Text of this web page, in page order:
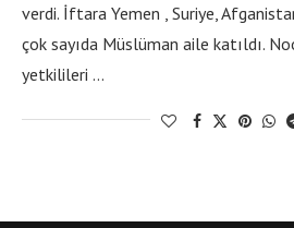
verdi. İftara Yemen , Suriye,
çok sayıda Müslüman aile katıldı.
yetkilileri …